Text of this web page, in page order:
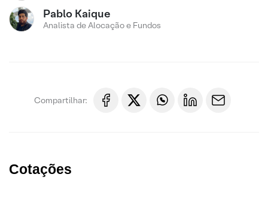
Pablo Kaique
Analista de Alocação e Fundos
Compartilhar:
Cotações